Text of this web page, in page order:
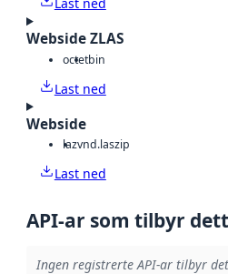
Webside ZLAS
octetbin
Last ned
Webside
lazvnd.laszip
Last ned
API-ar som tilbyr
Ingen registrerte API-ar tilbyr